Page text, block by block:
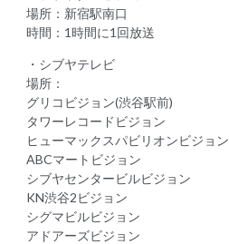
場所：新宿駅南口
時間：1時間に1回放送
・シブヤテレビ
場所：
グリコビジョン(渋谷駅前)
タワーレコードビジョン
ヒューマックスパビリオンビジョン
ABCマートビジョン
シブヤセンタービルビジョン
KN渋谷2ビジョン
シグマビルビジョン
アドアーズビジョン